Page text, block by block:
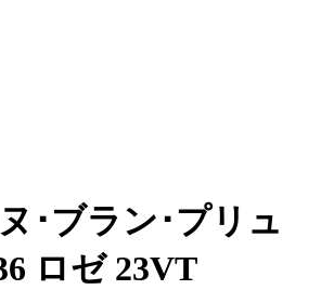
･ブラン･プリュ
ロゼ 23VT